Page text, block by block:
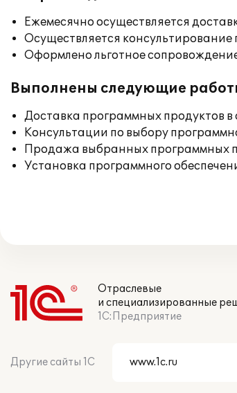
Ежемесячно осуществляется
Осуществляется
Оформлено льготное
Выполнены следующие
Доставка программных продуктов в
Консультации по выбору
Продажа выбранных программных
Установка программного
Отраслевые
и специализированные
1С:Предприятие
Другие сайты 1С